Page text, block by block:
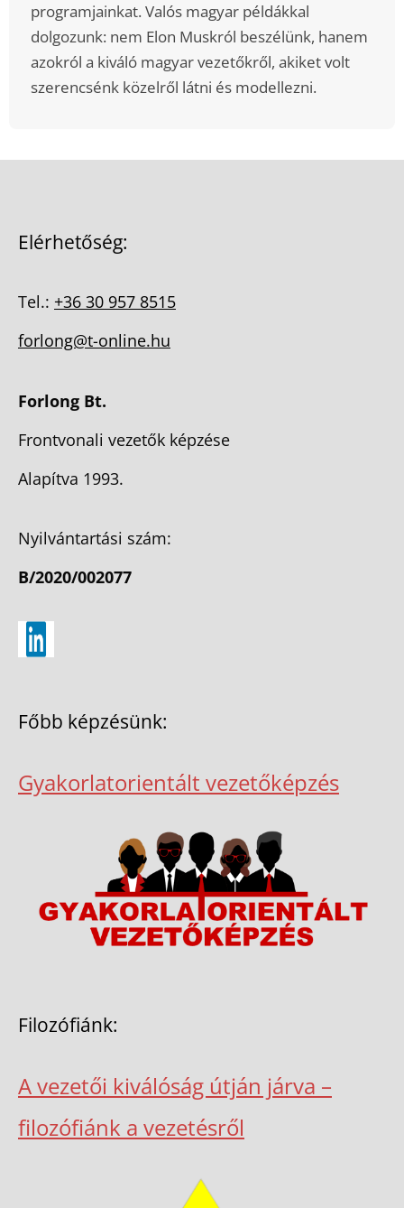
programjainkat. Valós magyar példákkal
dolgozunk: nem Elon Muskról beszélünk, hanem
azokról a kiváló magyar vezetőkről, akiket volt
szerencsénk közelről látni és modellezni.
Elérhetőség:
Tel.: +36 30 957 8515
forlong@t-online.hu
Forlong Bt.
Frontvonali vezetők képzése
Alapítva 1993.
Nyilvántartási szám:
B/2020/002077
Főbb képzésünk:
Gyakorlatorientált vezetőképzés
Filozófiánk:
A vezetői kiválóság útján járva –
filozófiánk a vezetésről